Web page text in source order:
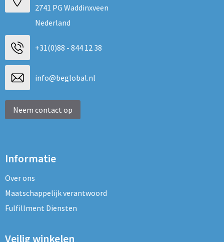
2741 PG Waddinxveen
Nederland
+31(0)88 - 844 12 38
info@beglobal.nl
Neem contact op
Informatie
Over ons
Maatschappelijk verantwoord
Fulfillment Diensten
Veilig winkelen